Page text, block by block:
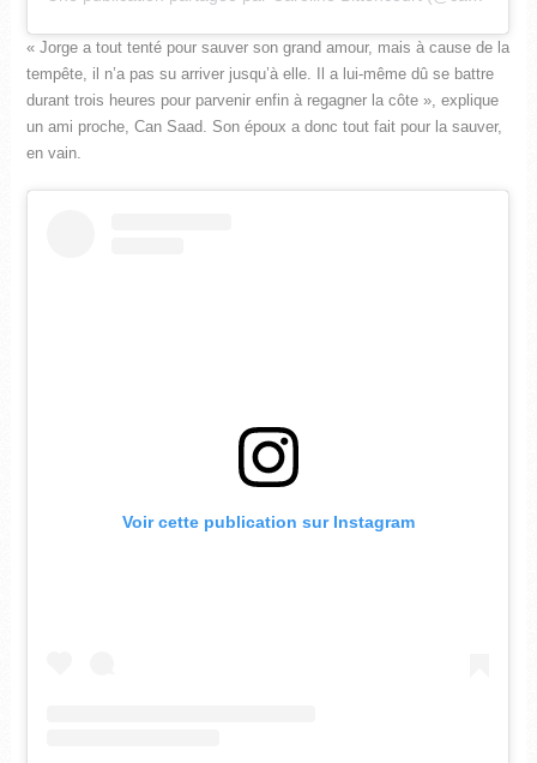
« Jorge a tout tenté pour sauver son grand amour, mais à cause de la
tempête, il n’a pas su arriver jusqu’à elle. Il a lui-même dû se battre
durant trois heures pour parvenir enfin à regagner la côte », explique
un ami proche, Can Saad. Son époux a donc tout fait pour la sauver,
en vain.
Voir cette publication sur Instagram